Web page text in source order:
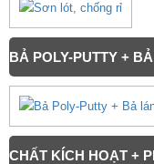
BẢ POLY-PUTTY +
CHẤT KÍCH HOẠT +